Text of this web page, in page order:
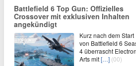
Battlefield 6 Top Gun: Offizielles
Crossover mit exklusiven Inhalten
angekündigt
Kurz nach dem Start
von Battlefield 6
4 überrascht
Arts mit[…] (00)